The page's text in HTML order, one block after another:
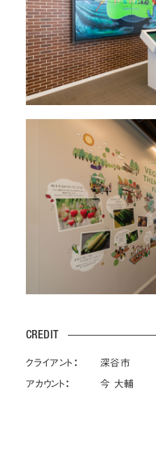
CREDIT
クライアント： 深谷市
アカウント： 今 大輔